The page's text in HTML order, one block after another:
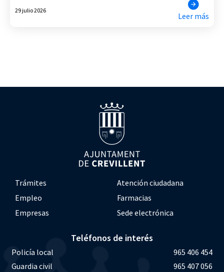
29 julio 2026
Leer más
Trámites
Atención ciudadana
Empleo
Farmacias
Empresas
Sede electrónica
Teléfonos de interés
Policía local
965 406 454
Guardia civil
965 407 056